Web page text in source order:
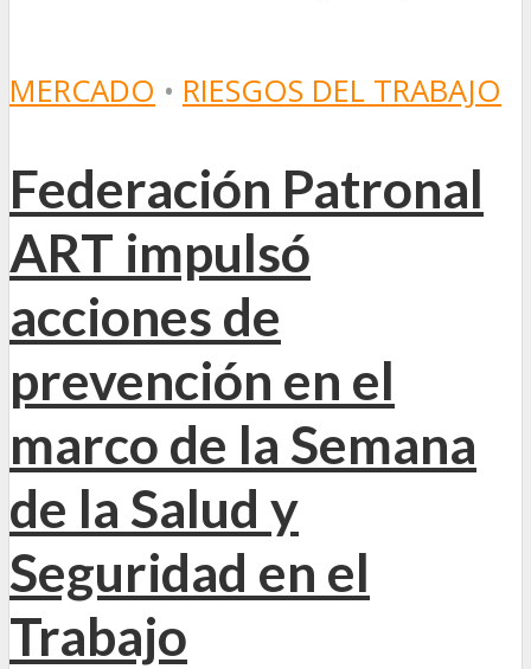
MERCADO • RIESGOS DEL TRABAJO
Federación Patronal
ART impulsó
acciones de
prevención en el
marco de la Semana
de la Salud y
Seguridad en el
Trabajo